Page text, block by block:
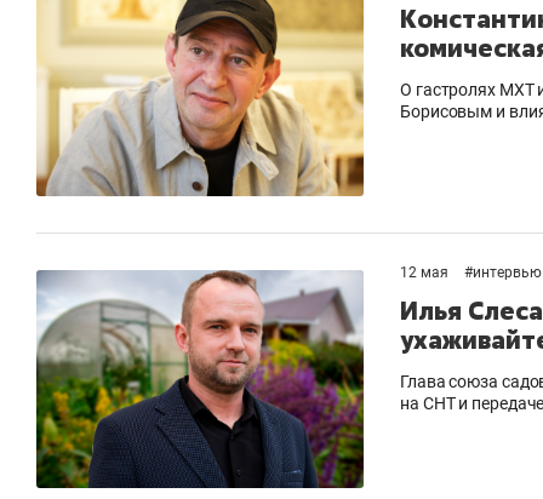
О гастролях МХТ
Борисовым и
12 мая #интервью
Илья
Глава союза
на СНТ и